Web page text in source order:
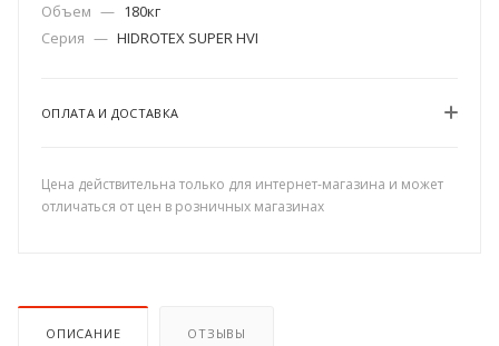
Объем — 180кг
Серия — HIDROTEX SUPER HVI
ОПЛАТА И ДОСТАВКА
Цена действительна только для интернет-магазина и может
отличаться от цен в розничных магазинах
ОПИСАНИЕ ОТЗЫВЫ